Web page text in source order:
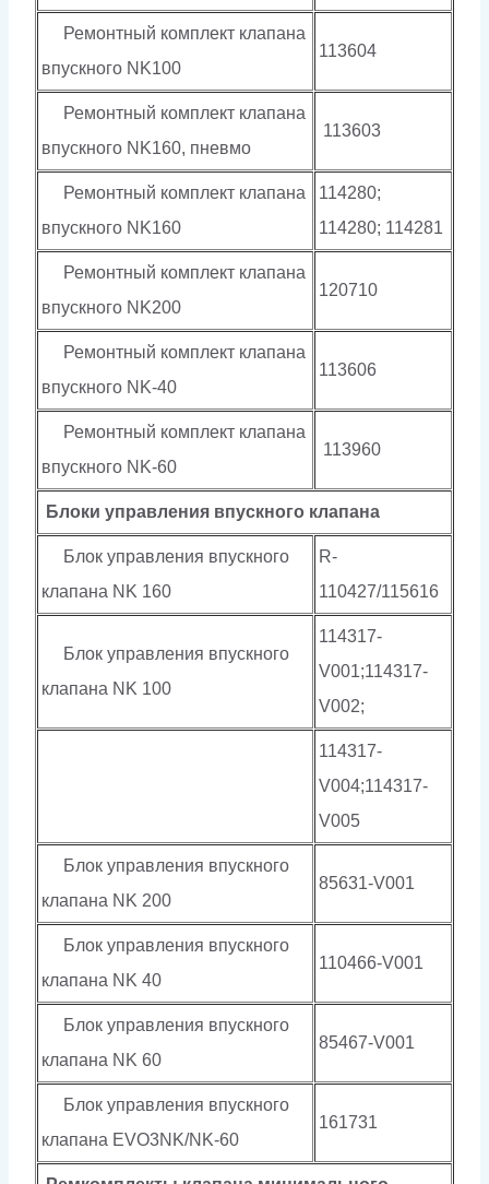
Ремонтный комплект клапана
впускного NK100
113604
Ремонтный комплект клапана
впускного NK160, пневмо
113603
Ремонтный комплект клапана
впускного NK160
114280;
114280; 114281
Ремонтный комплект клапана
впускного NK200
120710
Ремонтный комплект клапана
впускного NK-40
113606
Ремонтный комплект клапана
впускного NK-60
113960
Блоки управления впускного клапана
Блок управления впускного
клапана NK 160
R-
110427/115616
Блок управления впускного
клапана NK 100
114317-
V001;114317-
V002;
114317-
V004;114317-
V005
Блок управления впускного
клапана NK 200
85631-V001
Блок управления впускного
клапана NK 40
110466-V001
Блок управления впускного
клапана NK 60
85467-V001
Блок управления впускного
клапана EVO3NK/NK-60
161731